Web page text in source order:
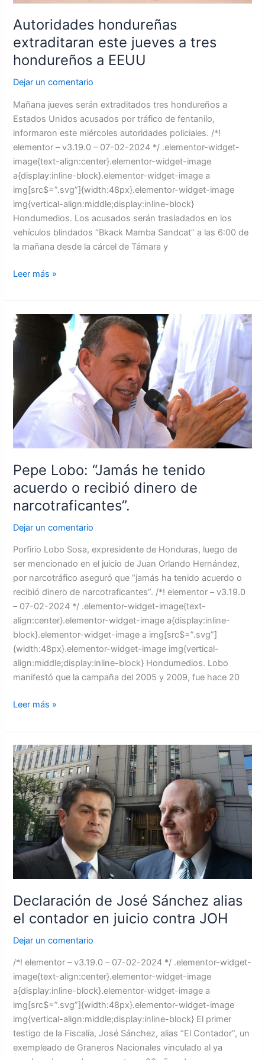
Autoridades hondureñas
extraditaran este jueves a tres
hondureños a EEUU
Dejar un comentario
Mañana jueves serán extraditados tres hondureños a
Estados Unidos acusados por tráfico de fentanilo,
informaron este miércoles autoridades policiales. /*!
elementor – v3.19.0 – 07-02-2024 */ .elementor-widget-
image{text-align:center}.elementor-widget-image
a{display:inline-block}.elementor-widget-image a
img[src$=”.svg”]{width:48px}.elementor-widget-image
img{vertical-align:middle;display:inline-block}
Hondumedios. Los acusados serán trasladados en los
vehículos blindados “Bkack Mamba Sandcat” a las 6:00 de
la mañana desde la cárcel de Támara y
Leer más »
Pepe Lobo: “Jamás he tenido
acuerdo o recibió dinero de
narcotraficantes”.
Dejar un comentario
Porfirio Lobo Sosa, expresidente de Honduras, luego de
ser mencionado en el juicio de Juan Orlando Hernández,
por narcotráfico aseguró que “jamás ha tenido acuerdo o
recibió dinero de narcotraficantes”. /*! elementor – v3.19.0
– 07-02-2024 */ .elementor-widget-image{text-
align:center}.elementor-widget-image a{display:inline-
block}.elementor-widget-image a img[src$=”.svg”]
{width:48px}.elementor-widget-image img{vertical-
align:middle;display:inline-block} Hondumedios. Lobo
manifestó que la campaña del 2005 y 2009, fue hace 20
Pepe
Lobo:
“Jamás
tenido
acuerdo
o
recibió
dinero
de
narcotraficantes”.
Leer más »
Declaración de José Sánchez alias
el contador en juicio contra JOH
Dejar un comentario
/*! elementor – v3.19.0 – 07-02-2024 */ .elementor-widget-
image{text-align:center}.elementor-widget-image
a{display:inline-block}.elementor-widget-image a
img[src$=”.svg”]{width:48px}.elementor-widget-image
img{vertical-align:middle;display:inline-block} El primer
testigo de la Fiscalía, José Sánchez, alias “El Contador”, un
exempleado de Graneros Nacionales vinculado al ya
Declaración
de
José
Sánchez
alias
el
contador
en
juicio
contra
JOH